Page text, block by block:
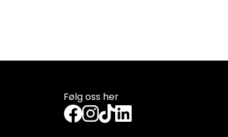
Følg oss her